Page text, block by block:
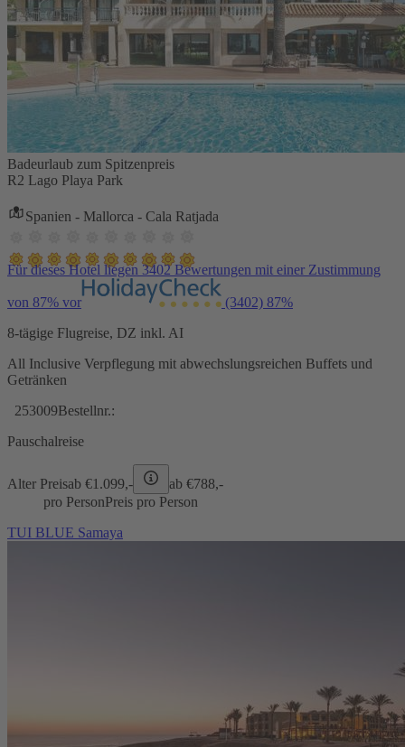
Badeurlaub zum Spitzenpreis
R2 Lago Playa Park
Spanien - Mallorca - Cala Ratjada
Für dieses Hotel liegen 3402 Bewertungen mit einer Zustimmung
von 87% vor (3402) 87%
8-tägige Flugreise, DZ inkl. AI
All Inclusive Verpflegung mit abwechslungsreichen Buffets und
Getränken
253009Bestellnr.:
Pauschalreise
Alter Preisab €1.099,- ab €788,-
pro PersonPreis pro Person
TUI BLUE Samaya